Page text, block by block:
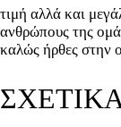
τιμή αλλά και
ανθρώπους της
καλώς ήρθες στην